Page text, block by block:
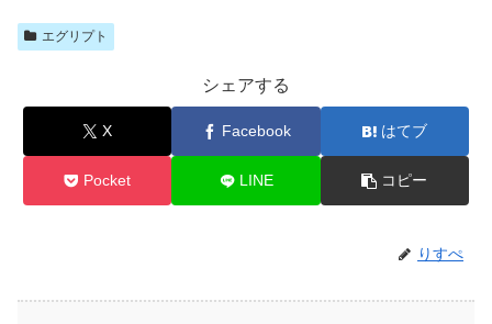
エグリプト
シェアする
X Facebook はてブ
Pocket LINE コピー
りすぺ